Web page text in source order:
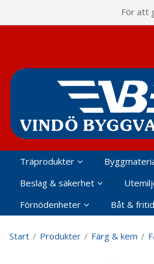
För att
Träprodukter
Beslag & säkerhet
Förnödenheter
Båt & fritid
Start / Produkter / Färg & kem /